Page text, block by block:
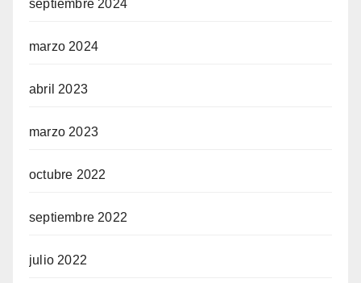
septiembre 2024
marzo 2024
abril 2023
marzo 2023
octubre 2022
septiembre 2022
julio 2022